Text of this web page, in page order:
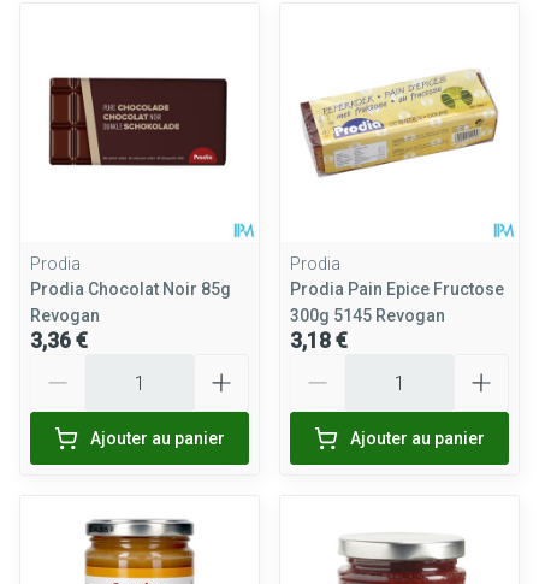
Prodia
Prodia Chocolat Noir 85g
Revogan
3,36 €
Ajouter au panier
Prodia
Prodia Pain Epice Fructose
300g 5145 Revogan
3,18 €
Ajouter au panier